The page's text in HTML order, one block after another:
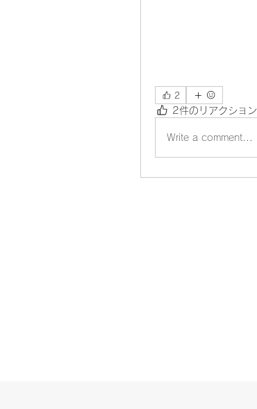
2
2件のリアクション
Write a comment...